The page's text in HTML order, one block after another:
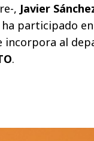
, Javier
participado
incorpora al
.